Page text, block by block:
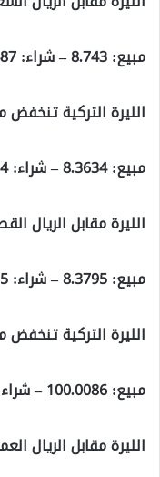
مبيع: 8.743 – شراء: 8.487
الليرة التركية تنخفض
مبيع: 8.3634 – شراء: 8.2634
الليرة مقابل الريال
مبيع: 8.3795 – شراء: 8.1695
الليرة التركية تنخفض
مبيع: 100.0086 – شراء: 98.0086
الليرة مقابل الريال